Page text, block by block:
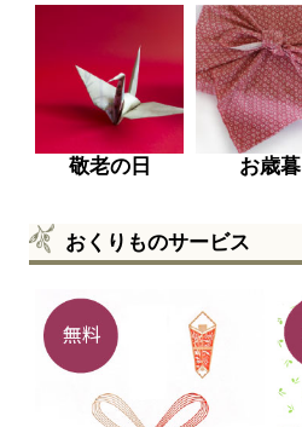
敬老の日 お歳暮
おくりものサービス